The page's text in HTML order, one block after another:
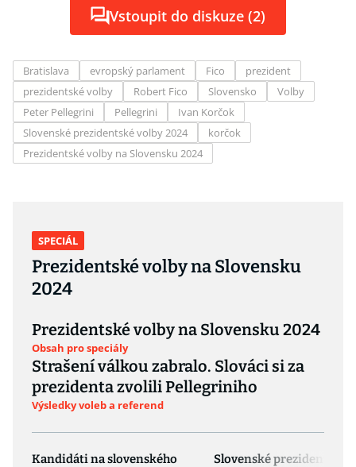
Vstoupit do diskuze (2)
Bratislava evropský parlament Fico
prezident
prezidentské volby
Robert Fico Slovensko
Volby
Peter Pellegrini
Pellegrini
Ivan Korčok
Slovenské prezidentské volby 2024
korčok
Prezidentské volby na Slovensku 2024
SPECIÁL
Prezidentské volby na Slovensku
2024
Prezidentské volby na Slovensku 2024
Obsah pro speciály
Strašení válkou zabralo. Slováci si za
prezidenta zvolili Pellegriniho
Výsledky voleb a referend
Kandidáti na slovenského
Slovenské prezidentské